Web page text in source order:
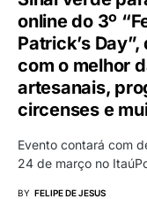
online do 3º
Patrick’s
com o melhor
artesanais,
circenses e
Evento contará com
24 de março no
BY FELIPE DE JESUS